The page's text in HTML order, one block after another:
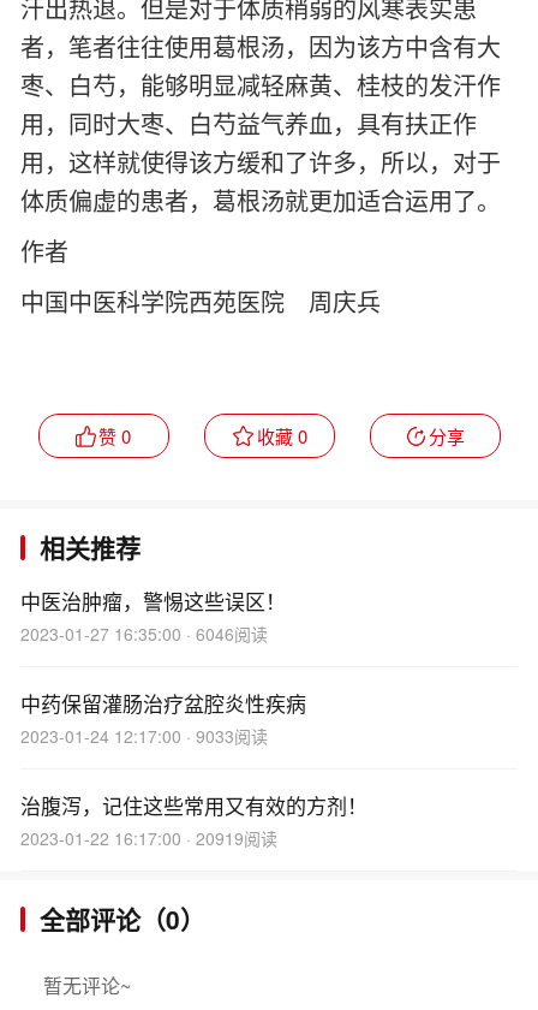
汗出热退。但是对于体质稍弱的风寒表实患
者，笔者往往使用葛根汤，因为该方中含有大
枣、白芍，能够明显减轻麻黄、桂枝的发汗作
用，同时大枣、白芍益气养血，具有扶正作
用，这样就使得该方缓和了许多，所以，对于
体质偏虚的患者，葛根汤就更加适合运用了。
作者
中国中医科学院西苑医院 周庆兵
赞 0 收藏 0 分享
相关推荐
中医治肿瘤，警惕这些误区！
2023-01-27 16:35:00 · 6046阅读
中药保留灌肠治疗盆腔炎性疾病
2023-01-24 12:17:00 · 9033阅读
治腹泻，记住这些常用又有效的方剂！
2023-01-22 16:17:00 · 20919阅读
全部评论（0）
暂无评论~